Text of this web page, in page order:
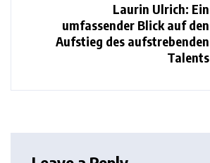
Laurin Ulrich: Ein
umfassender Blick auf den
Aufstieg des aufstrebenden
Talents